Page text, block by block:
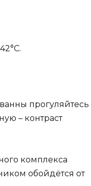
прогуляйтесь
– контраст
комплекса
обойдётся от